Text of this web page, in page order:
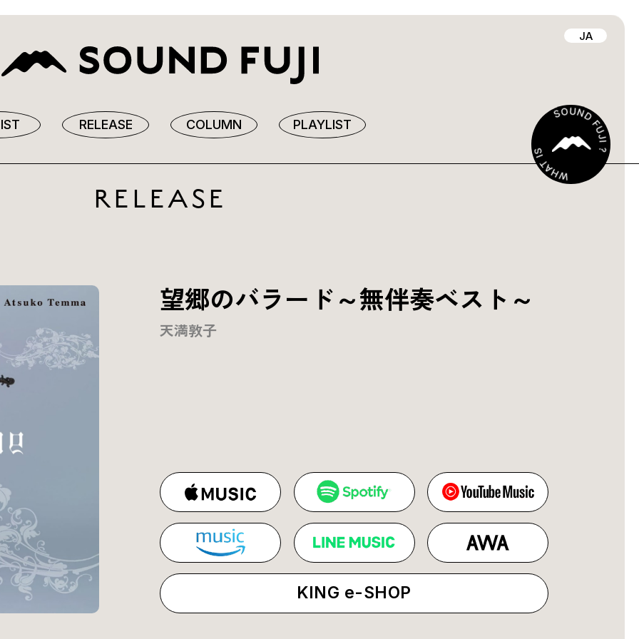
RELEASE COLUMN PLAYLIST
JA
RELEASE
望郷のバラード～無伴奏ベスト～
天満敦子
KING e-SHOP